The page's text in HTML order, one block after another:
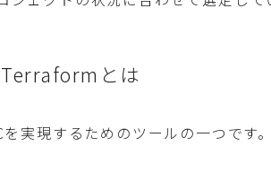
Terraformとは
を実現するためのツールの一つです。